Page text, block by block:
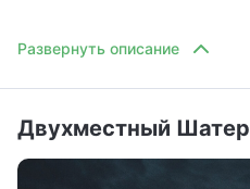
Двухместный Шатер